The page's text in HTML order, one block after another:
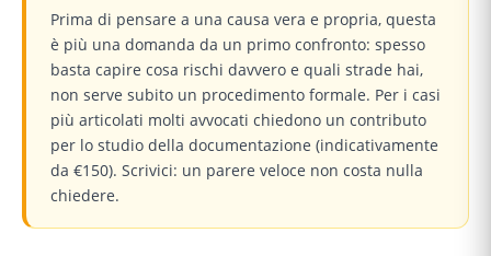
Prima di pensare a una causa vera e propria, questa
è più una domanda da un primo confronto: spesso
basta capire cosa rischi davvero e quali strade hai,
non serve subito un procedimento formale. Per i casi
più articolati molti avvocati chiedono un contributo
per lo studio della documentazione (indicativamente
da €150). Scrivici: un parere veloce non costa nulla
chiedere.